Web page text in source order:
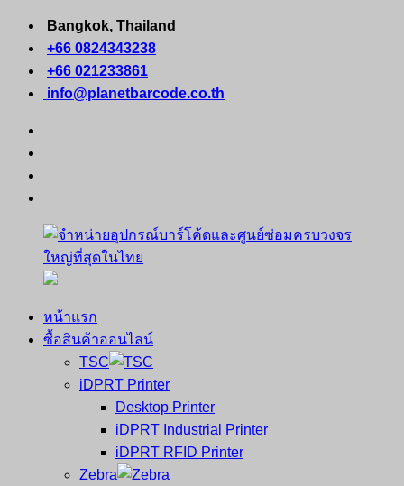
Skip
content
Bangkok, Thailand
+66 0824343238
+66 021233861
info@planetbarcode.co.th
จำหน่าย
คอมพิวเตอร์
หน้าแรก
ซื้อสินค้าออนไลน์
TSC
iDPRT Printer
Desktop Printer
iDPRT Industrial Printer
iDPRT RFID Printer
Zebra